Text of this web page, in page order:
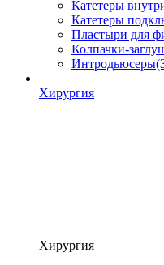
Катетеры
Катетеры
Пластыри для
Колпачки-
Интродьюсеры
Хирургия
Хирургия